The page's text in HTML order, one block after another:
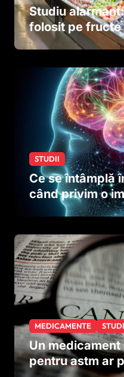
Studiu
folosit pe fructe
ar putea afecta
dinainte de
STUDII
Ce se întâmplă
când privim o
Studiul care
MEDICAMENTE
Un medicament
pentru astm ar